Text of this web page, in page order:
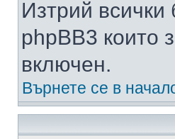
Изтрий всички
phpBB3 които
включен.
Върнете се в